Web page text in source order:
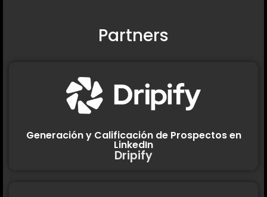
Partners
Generación y Calificación de Prospectos en
LinkedIn
Dripify